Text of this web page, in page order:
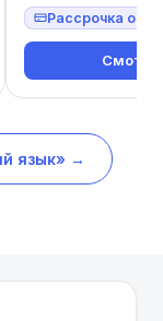
Рассрочка от
язык» →